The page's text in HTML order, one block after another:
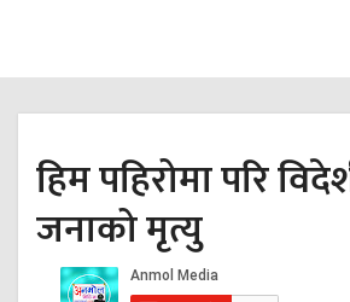
हिम पहिरोमा परि
जनाको मृत्यु